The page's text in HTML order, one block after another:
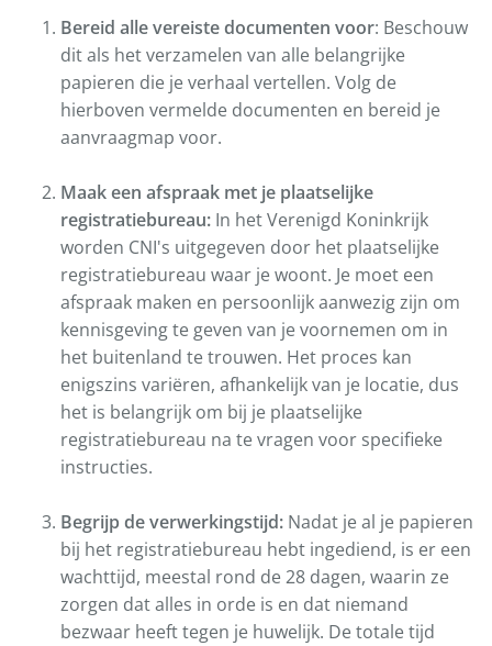
Bereid alle vereiste documenten voor: Beschouw
dit als het verzamelen van alle belangrijke
papieren die je verhaal vertellen. Volg de
hierboven vermelde documenten en bereid je
aanvraagmap voor.
Maak een afspraak met je plaatselijke
registratiebureau: In het Verenigd Koninkrijk
worden CNI's uitgegeven door het plaatselijke
registratiebureau waar je woont. Je moet een
afspraak maken en persoonlijk aanwezig zijn om
kennisgeving te geven van je voornemen om in
het buitenland te trouwen. Het proces kan
enigszins variëren, afhankelijk van je locatie, dus
het is belangrijk om bij je plaatselijke
registratiebureau na te vragen voor specifieke
instructies.
Begrijp de verwerkingstijd: Nadat je al je papieren
bij het registratiebureau hebt ingediend, is er een
wachttijd, meestal rond de 28 dagen, waarin ze
zorgen dat alles in orde is en dat niemand
bezwaar heeft tegen je huwelijk. De totale tijd